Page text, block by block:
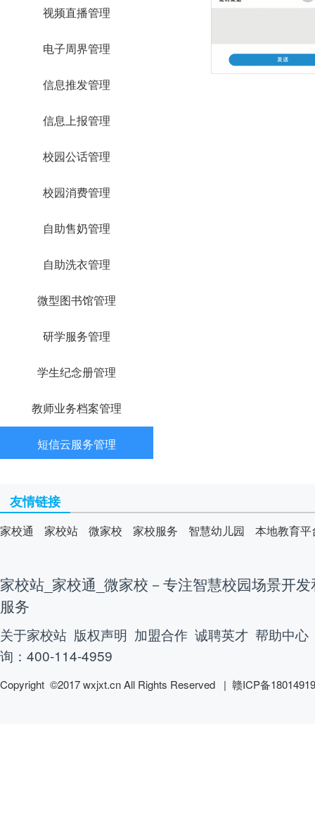
视频直播管理
电子周界管理
信息推发管理
信息上报管理
校园公话管理
校园消费管理
自助售奶管理
自助洗衣管理
微型图书馆管理
研学服务管理
学生纪念册管理
教师业务档案管理
短信云服务管理
友情链接
家校通 家校站 微家校 家校服务 智慧幼儿园 本地教育平
家校站_家校通_微家校－专注智慧校园场景开
服务
关于家校站 版权声明 加盟合作 诚聘英才 帮助中心
询：400-114-4959
Copyright ©2017 wxjxt.cn All Rights Reserved | 赣ICP备